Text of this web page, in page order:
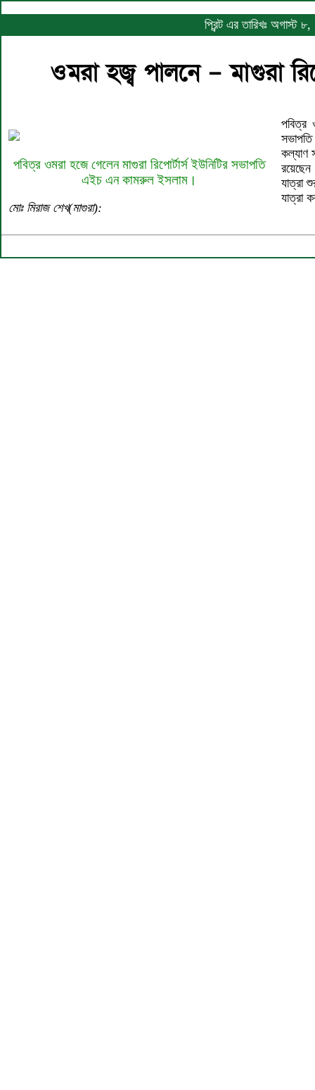
প্রিন্ট এর তারিখঃ
ওমরা হজ্ব পালনে – মাগুরা
পবিত্র ওমরা হজে গেলেন মাগুরা রিপোর্টার্স ইউনিটির সভাপতি
এইচ এন কামরুল ইসলাম।
মোঃ মিরাজ শেখ(মাগুরা):
পবিত্র
কল্যাণ
যাত্রা
যাত্রা